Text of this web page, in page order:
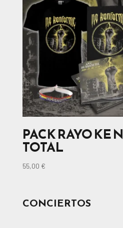
PACK RAYO KE
TOTAL
55,00 €
CONCIERTOS